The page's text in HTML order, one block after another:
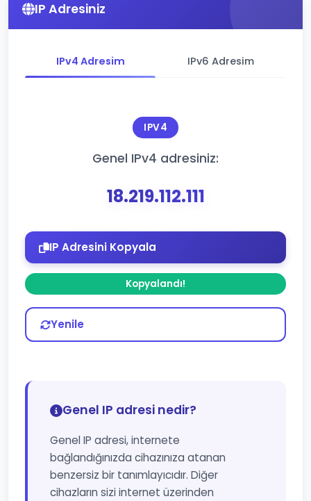
IP Adresiniz
IPv4 Adresim IPv6 Adresim
IPV4
Genel IPv4 adresiniz:
18.219.112.111
IP Adresini Kopyala
Kopyalandı!
Yenile
Genel IP adresi nedir?
Genel IP adresi, internete
bağlandığınızda cihazınıza atanan
benzersiz bir tanımlayıcıdır. Diğer
cihazların sizi internet üzerinden